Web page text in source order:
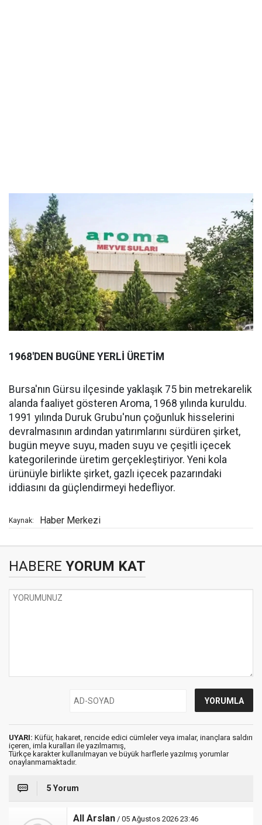
1968'DEN BUGÜNE YERLİ ÜRETİM
Bursa'nın Gürsu ilçesinde yaklaşık 75 bin metrekarelik
alanda faaliyet gösteren Aroma, 1968 yılında kuruldu.
1991 yılında Duruk Grubu'nun çoğunluk hisselerini
devralmasının ardından yatırımlarını sürdüren şirket,
bugün meyve suyu, maden suyu ve çeşitli içecek
kategorilerinde üretim gerçekleştiriyor. Yeni kola
ürünüyle birlikte şirket, gazlı içecek pazarındaki
iddiasını da güçlendirmeyi hedefliyor.
Kaynak: Haber Merkezi
HABERE YORUM KAT
UYARI: Küfür, hakaret, rencide edici cümleler veya imalar, inançlara saldırı
içeren, imla kuralları ile yazılmamış,
Türkçe karakter kullanılmayan ve büyük harflerle yazılmış yorumlar
onaylanmamaktadır.
5 Yorum
All Arslan / 05 Ağustos 2026 23:46